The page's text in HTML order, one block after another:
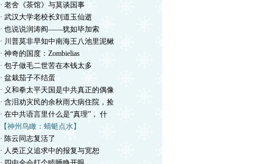
· 老舍《茶馆》与莫谈国事
· 武汉大学老校长刘道玉仙逝
· 也说说润涛阎——犹如毕加索
· 川普莫非早知中南海王八池里泥鳅
· 神奇的国度：Zombielias
· 包子做毛二世苦在本钱太多
· 盆栽茄子不结蛋
· 义和拳太平天国是中共真正的偶像
· 含泪劝灾民的余秋雨大病住院，捡
· 在中共语言里什么是“真理”， 什
【神州鸟瞰：蜻蜓点水】
· 陈云同志复活了
· 人类正义追求中的报复与宽恕